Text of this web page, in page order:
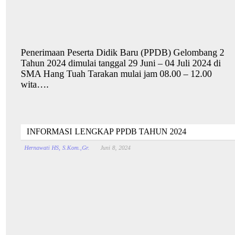
Penerimaan Peserta Didik Baru (PPDB) Gelombang 2
Tahun 2024 dimulai tanggal 29 Juni – 04 Juli 2024 di
SMA Hang Tuah Tarakan mulai jam 08.00 – 12.00
wita….
INFORMASI LENGKAP PPDB TAHUN 2024
Hernawati HS, S.Kom.,Gr. Juni 8, 2024